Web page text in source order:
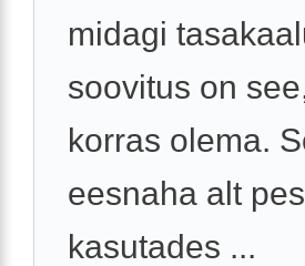
midagi
soovitus on
korras olema.
eesnaha alt
kasutades ...